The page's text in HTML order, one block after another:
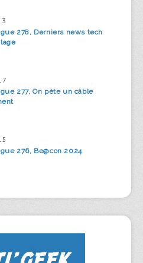
278, Derniers news tech
277, On pète un câble
276, Be@con 2024